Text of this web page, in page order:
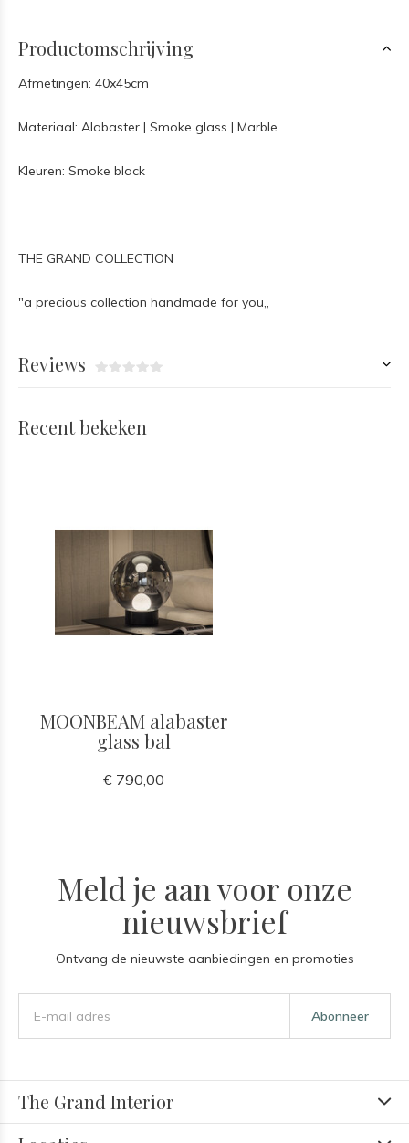
Productomschrijving
Afmetingen: 40x45cm
Materiaal: Alabaster | Smoke glass | Marble
Kleuren: Smoke black
THE GRAND COLLECTION
"a precious collection handmade for you,,
Reviews
Recent bekeken
MOONBEAM alabaster
glass bal
€ 790,00
Meld je aan voor onze
nieuwsbrief
Ontvang de nieuwste aanbiedingen en promoties
Abonneer
The Grand Interior